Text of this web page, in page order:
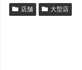
店舗 大型店